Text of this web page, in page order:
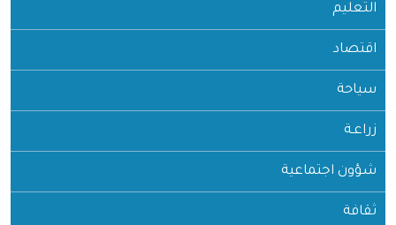
التعليم
اقتصاد
سياحة
زراعـة
شؤون اجتماعية
ثقافة